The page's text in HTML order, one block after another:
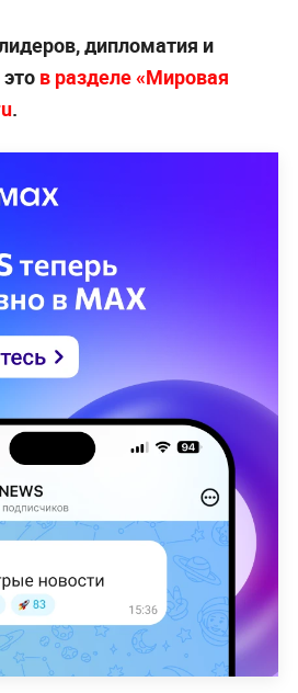
дипломатия и
в разделе «Мировая
.